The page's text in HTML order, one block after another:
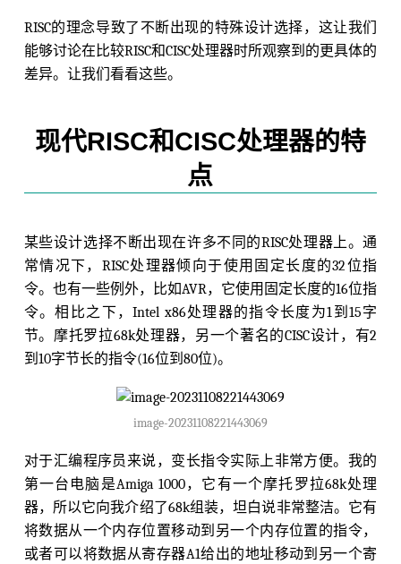
RISC的理念导致了不断出现的特殊设计选择，这让我们
能够讨论在比较RISC和CISC处理器时所观察到的更具体的
差异。让我们看看这些。
现代RISC和CISC处理器的特
点
某些设计选择不断出现在许多不同的RISC处理器上。通
常情况下，RISC处理器倾向于使用固定长度的32位指
令。也有一些例外，比如AVR，它使用固定长度的16位指
令。相比之下，Intel x86处理器的指令长度为1到15字
节。摩托罗拉68k处理器，另一个著名的CISC设计，有2
到10字节长的指令(16位到80位)。
image-20231108221443069
对于汇编程序员来说，变长指令实际上非常方便。我的
第一台电脑是Amiga 1000，它有一个摩托罗拉68k处理
器，所以它向我介绍了68k组装，坦白说非常整洁。它有
将数据从一个内存位置移动到另一个内存位置的指令，
或者可以将数据从寄存器A1给出的地址移动到另一个寄